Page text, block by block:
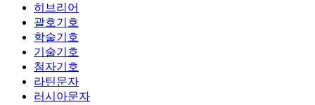
히브리어
괄호기호
학술기호
기술기호
첨자기호
라틴문자
러시아문자